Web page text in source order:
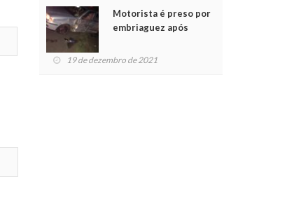
Motorista é preso por
embriaguez após
feridos
19 de dezembro de 2021